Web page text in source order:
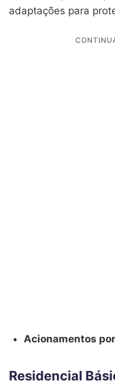
adaptações para
Acionamentos
Residencial